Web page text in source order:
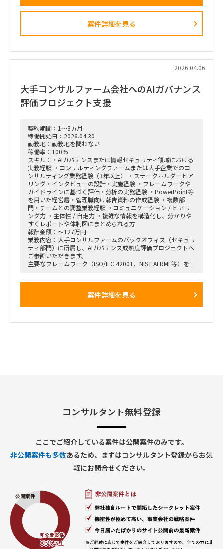
・全社戦略・事業戦略および中期経営計画策定
競合モデル調査を通じた成長戦略立案
・M&A・アライアンス戦略の立案、ビジネスデューデリジェ
・財務モデリング（トップライン・コストの構成要素分解）を
用いた事業計画の蓋然性検証と買収効果定量化
・新規事業開発における事業コンセプト策定、プロトタイピン
ォリオマネジメント、組織再編計画策定、および全社コスト削
減実行支援
案件詳細を見る
2026.04.06
大手コンサルファーム会社へのAIガバナンス
評価プロジェクト支援
契約期間：1～3ヵ月
稼働開始日：2026.04.30
勤務地：勤務地を問わない
稼働率：100%
スキル：・AIガバナンスまたは情報セキュリティ領域における
実務経験 ・コンサルティングファームまたは大手企業でのコ
ンサルティング業務経験（3年以上） ・ステークホルダーヒア
リング・インタビューの設計・実施経験 ・フレームワークや
ガイドラインに基づく評価・分析の実務経験 ・PowerPoint等
を用いた経営層・管理職向け報告資料の作成経験 ・複数部
門・チームとの調整業務経験 ・コミュニケーション / ヒアリ
ング力 ・主体性 / 自走力 ・複雑な情報を構造化し、分かりや
すくレポートや体制図にまとめられる方
報酬金額：～127万円
業務内容：大手コンサルファームのバックオフィス（セキュリ
ティ部門）に所属し、AIガバナンス成熟度評価プロジェクトへ
ご参画いただきます。
主要なフレームワーク（ISO/IEC 42001、NIST AI RMF等）を活
関連部門（品質管理、セキュリティ、法務、コンプライアン
ス、ブランド等）へのヒアリング設計
・ヒアリングMTGのファシリテーション
・既存の社内規定・ルール・ポリシーのレビュー
・フレームワークに基づくギャップ分析
・部門横断的なリスクの整理と担当領域のマッピング
④可視化・レポーティング
⑤プロジェクト管理・調整業務
・セキュリティ部門AI担当者との連携・進捗共有
・進捗管理・課題管理
案件詳細を見る
コンサルタント無料登録
ここでご紹介している案件は公開案件のみです。
非公開案件も多数あるため、まずはコンサルタント登録からお気
軽にお問合せください。